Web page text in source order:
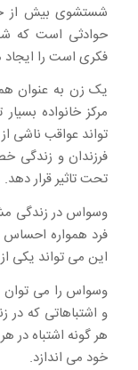
شستشوی بیش از
حوادثی است که
فکری است را
یک زن به عنوان
مرکز خانواده
تواند عواقب ناشی
فرزندان و زندگی
تحت تاثیر قرار دهد.
وسواس در زندگی
فرد همواره
این می تواند یکی
وسواس را می توان
و اشتباهاتی که در
هر گونه اشتباه در
خود می اندازد.